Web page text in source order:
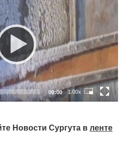
00:00 1.00x
Новости Сургута в ленте